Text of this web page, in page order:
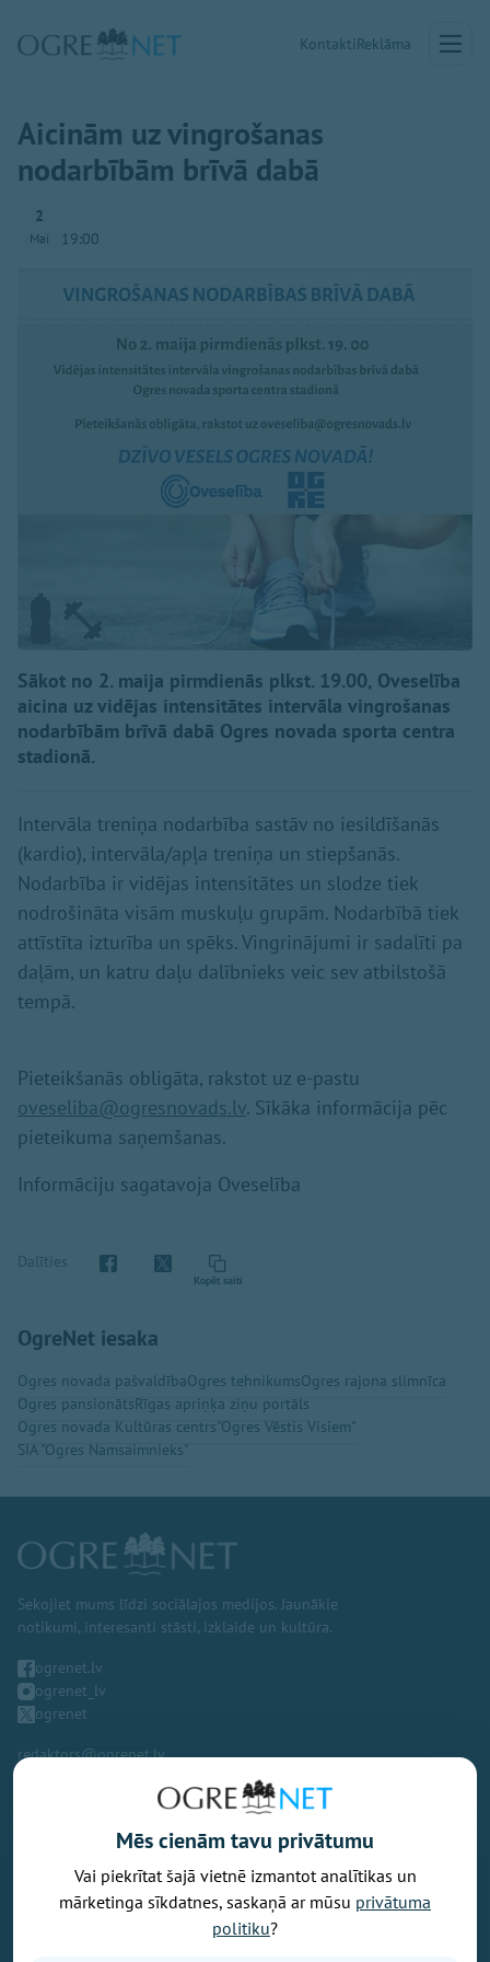
KontaktiReklāma
Aicinām uz vingrošanas
nodarbībām brīvā dabā
2
Mai 19:00
Sākot no 2. maija pirmdienās plkst. 19.00, Oveselība
aicina uz vidējas intensitātes intervāla vingrošanas
nodarbībām brīvā dabā Ogres novada sporta centra
stadionā.
Intervāla treniņa nodarbība sastāv no iesildīšanās
(kardio), intervāla/apļa treniņa un stiepšanās.
Nodarbība ir vidējas intensitātes un slodze tiek
nodrošināta visām muskuļu grupām. Nodarbībā tiek
attīstīta izturība un spēks. Vingrinājumi ir sadalīti pa
daļām, un katru daļu dalībnieks veic sev atbilstošā
tempā.
Pieteikšanās obligāta, rakstot uz e-pastu
oveseliba@ogresnovads.lv. Sīkāka informācija pēc
pieteikuma saņemšanas.
Informāciju sagatavoja Oveselība
Dalīties
Kopēt saiti
OgreNet iesaka
Ogres novada pašvaldībaOgres tehnikumsOgres rajona slimnīca
Ogres pansionātsRīgas apriņķa ziņu portāls
Ogres novada Kultūras centrs"Ogres Vēstis Visiem"
SIA "Ogres Namsaimnieks"
Sekojiet mums līdzi sociālajos medijos. Jaunākie
notikumi, interesanti stāsti, izklaide un kultūra.
ogrenet.lv
ogrenet_lv
ogrenet
redaktors@ogrenet.lv
Vēlaties izteikt savu viedokli par portālu? Pamanījāt kļūdu? Ir
problēma, ko vēlaties apspriest publiski? Vēlaties iesūtīt rakstu par
Jums aktuālu tēmu? Varbūt Jums vajadzīgs padoms? Rakstiet uz
Mēs cienām tavu privātumu
Vai piekrītat šajā vietnē izmantot analītikas un
mārketinga sīkdatnes, saskaņā ar mūsu privātuma
politiku?